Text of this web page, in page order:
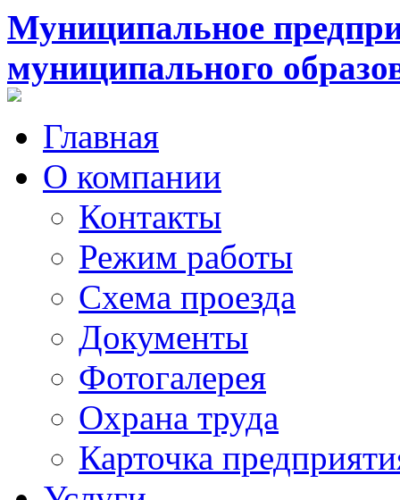
Муниципальное
муниципального
Главная
О компании
Контакты
Режим работы
Схема проезда
Документы
Фотогалерея
Охрана труда
Карточка